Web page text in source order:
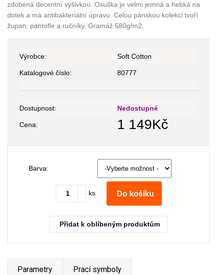
zdobená decentní výšivkou. Osuška je velmi jemná a hebká na
dotek a má antibakteriální úpravu. Celou pánskou kolekci tvoří
župan, pantofle a ručníky. Gramáž 580g/m2.
Výrobce: Soft Cotton
Katalogové číslo: 80777
Dostupnost: Nedostupné
Cena: 1 149Kč
Barva:
ks Do košíku
Přidat k oblíbeným produktům
Parametry Prací symboly